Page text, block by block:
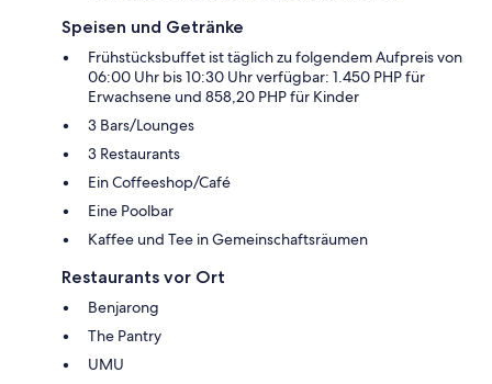
Speisen und Getränke
Frühstücksbuffet ist täglich zu folgendem Aufpreis von
06:00 Uhr bis 10:30 Uhr verfügbar: 1.450 PHP für
Erwachsene und 858,20 PHP für Kinder
3 Bars/Lounges
3 Restaurants
Ein Coffeeshop/Café
Eine Poolbar
Kaffee und Tee in Gemeinschaftsräumen
Restaurants vor Ort
Benjarong
The Pantry
UMU